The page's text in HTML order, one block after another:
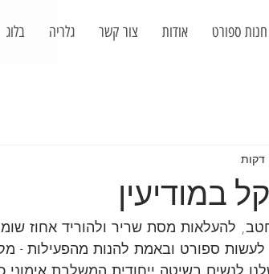
חנות ספורט אודות צור קשר גלריה בלוג
במודיעין
להעלאות מסת שריר ולהוריד אחוז
ספורט ובאמת להנות מהפעילות -
לנשים בשיטה ייחודית המשלבת אימוני